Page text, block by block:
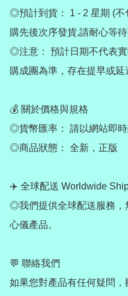
◎預計到貨： 1 - 2 星期 (不
購先後次序發貨,請耐心等
◎注意： 預計日期不代表
購成團為準，存在提早或延
💰 關於價格與規格
◎貨幣匯率： 請以網站即時
◎商品狀態： 全新，正版
✈️ 全球配送 Worldwide
◎我們提供全球配送服務，
心儀產品。
💬 聯絡我們
如果您對產品有任何疑問，